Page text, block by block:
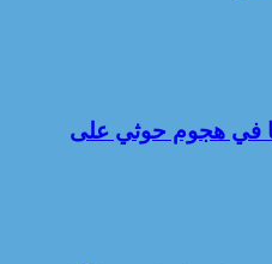
تعلن إصابة 11 مدنيا في هجوم حوثي على